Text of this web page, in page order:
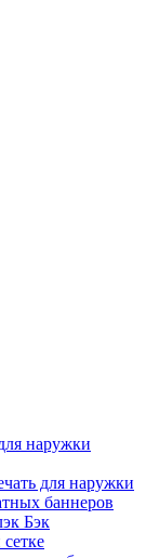
наружки
для наружки
баннеров
Бэк